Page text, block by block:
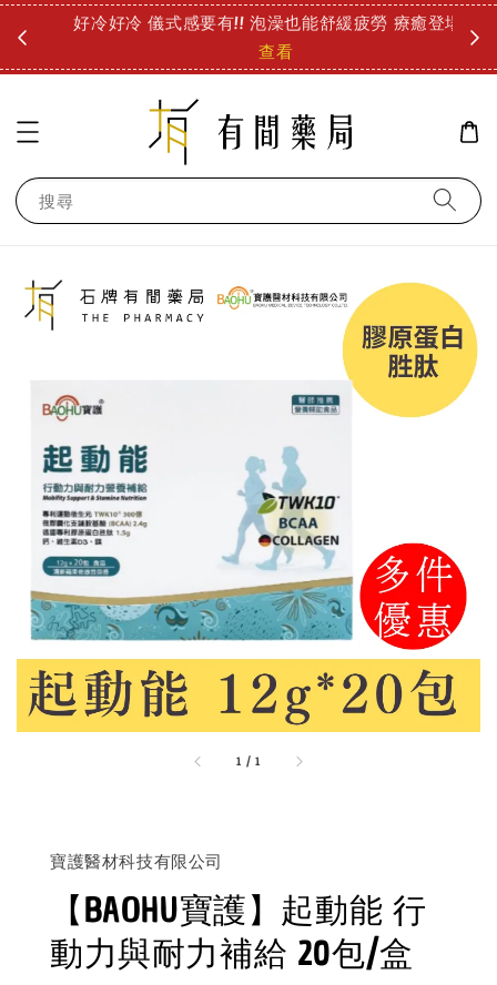
好冷好冷 儀式感要有!! 泡澡也能舒緩疲勞 療癒登場!
查看
搜尋
1 /1
寶護醫材科技有限公司
【BAOHU寶護】起動能 行
動力與耐力補給 20包/盒